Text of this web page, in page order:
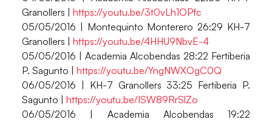
Granollers | https://youtu.be/3t0vLh1OPfc
05/05/2016 | Montequinto Monterero 26:29 KH-7
Granollers | https://youtu.be/4HHU9NbvE-4
05/05/2016 | Academia Alcobendas 28:22 Fertiberia
P. Sagunto | https://youtu.be/YngNWXOgC0Q
06/05/2016 | KH-7 Granollers 33:25 Fertiberia P.
Sagunto | https://youtu.be/ISW89RrSlZo
06/05/2016 | Academia Alcobendas 19:22